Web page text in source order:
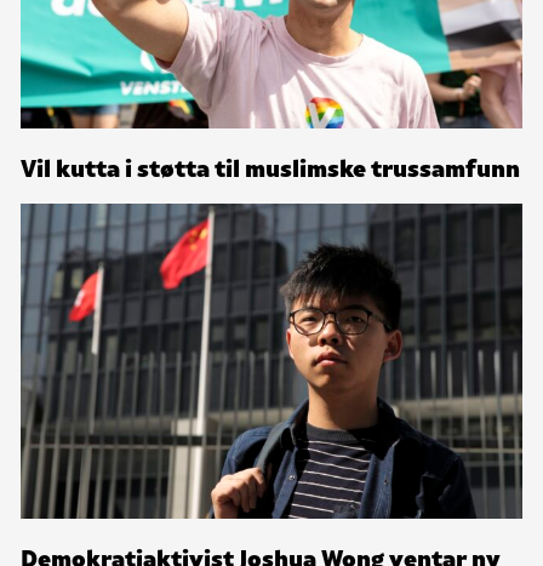
Vil kutta i støtta til muslimske trussamfunn
Demokratiaktivist Joshua Wong ventar ny